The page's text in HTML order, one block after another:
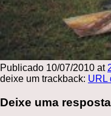
Publicado 10/07/2010 at
deixe um trackback: URL
Deixe uma resposta